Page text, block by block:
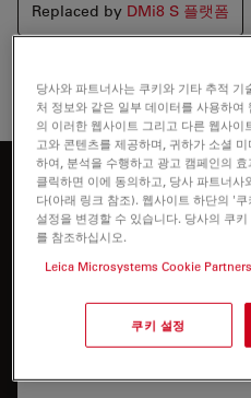
Replaced by DMi8 S 플랫폼
무엇을 도와드릴까
당사와 파트너사는 쿠키와 기타 추적
처 정보와 같은 일부 데이터를 사용하
의 이러한 웹사이트 그리고 다른 웹사
고와 콘텐츠를 제공하며, 귀하가 소셜
하여, 분석을 수행하고 광고 캠페인의
클릭하면 이에 동의하고, 당사 파트너
다(아래 링크 참조). 웹사이트 하단의 '
설정을 변경할 수 있습니다. 당사의 쿠
를 참조하십시오.
Leica Microsystems Cookie
쿠키 설정